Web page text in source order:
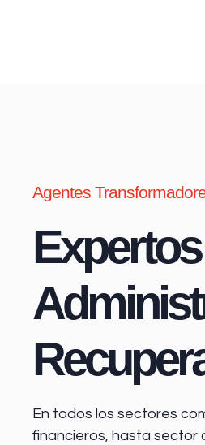
Agentes
En todos los sectores
financieros, hasta sector